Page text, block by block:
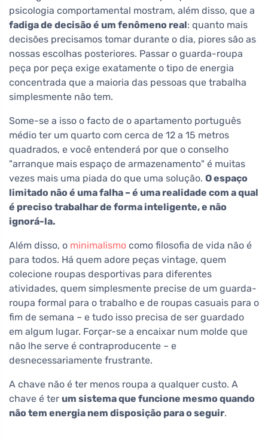
psicologia comportamental mostram, além disso, que a
fadiga de decisão é um fenômeno real: quanto mais
decisões precisamos tomar durante o dia, piores são as
nossas escolhas posteriores. Passar o guarda-roupa
peça por peça exige exatamente o tipo de energia
concentrada que a maioria das pessoas que trabalha
simplesmente não tem.
Some-se a isso o facto de o apartamento português
médio ter um quarto com cerca de 12 a 15 metros
quadrados, e você entenderá por que o conselho
"arranque mais espaço de armazenamento" é muitas
vezes mais uma piada do que uma solução. O espaço
limitado não é uma falha – é uma realidade com a qual
é preciso trabalhar de forma inteligente, e não
ignorá-la.
Além disso, o minimalismo como filosofia de vida não é
para todos. Há quem adore peças vintage, quem
colecione roupas desportivas para diferentes
atividades, quem simplesmente precise de um guarda-
roupa formal para o trabalho e de roupas casuais para o
fim de semana – e tudo isso precisa de ser guardado
em algum lugar. Forçar-se a encaixar num molde que
não lhe serve é contraproducente – e
desnecessariamente frustrante.
A chave não é ter menos roupa a qualquer custo. A
chave é ter um sistema que funcione mesmo quando
não tem energia nem disposição para o seguir.